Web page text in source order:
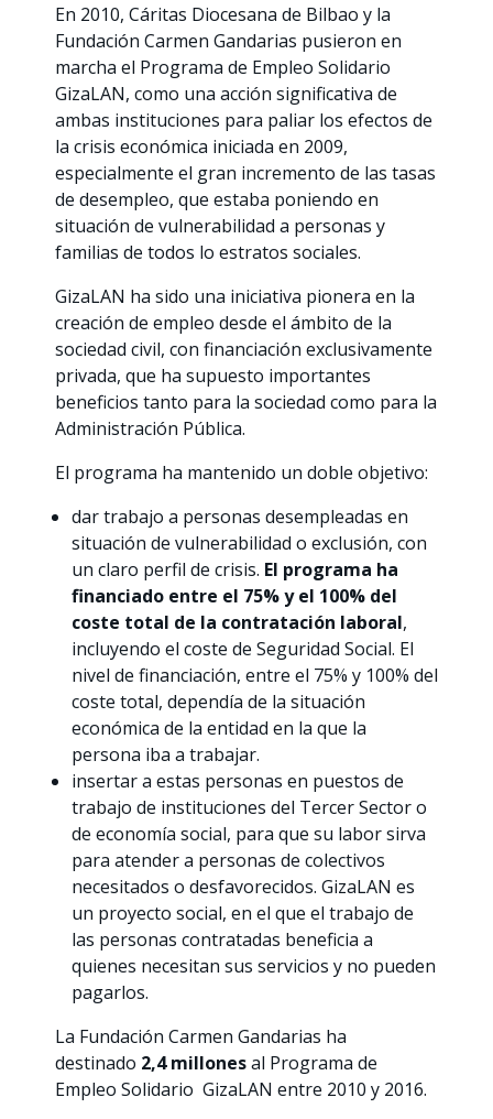
En 2010, Cáritas Diocesana de Bilbao y la
Fundación Carmen Gandarias pusieron en
marcha el Programa de Empleo Solidario
GizaLAN, como una acción significativa de
ambas instituciones para paliar los efectos de
la crisis económica iniciada en 2009,
especialmente el gran incremento de las tasas
de desempleo, que estaba poniendo en
situación de vulnerabilidad a personas y
familias de todos lo estratos sociales.
GizaLAN ha sido una iniciativa pionera en la
creación de empleo desde el ámbito de la
sociedad civil, con financiación exclusivamente
privada, que ha supuesto importantes
beneficios tanto para la sociedad como para la
Administración Pública.
El programa ha mantenido un doble objetivo:
dar trabajo a personas desempleadas en
situación de vulnerabilidad o exclusión, con
un claro perfil de crisis. El programa ha
financiado entre el 75% y el 100% del
coste total de la contratación laboral,
incluyendo el coste de Seguridad Social. El
nivel de financiación, entre el 75% y 100% del
coste total, dependía de la situación
económica de la entidad en la que la
persona iba a trabajar.
insertar a estas personas en puestos de
trabajo de instituciones del Tercer Sector o
de economía social, para que su labor sirva
para atender a personas de colectivos
necesitados o desfavorecidos. GizaLAN es
un proyecto social, en el que el trabajo de
las personas contratadas beneficia a
quienes necesitan sus servicios y no pueden
pagarlos.
La Fundación Carmen Gandarias ha
destinado 2,4 millonesal Programa de
Empleo Solidario GizaLAN entre 2010 y 2016.